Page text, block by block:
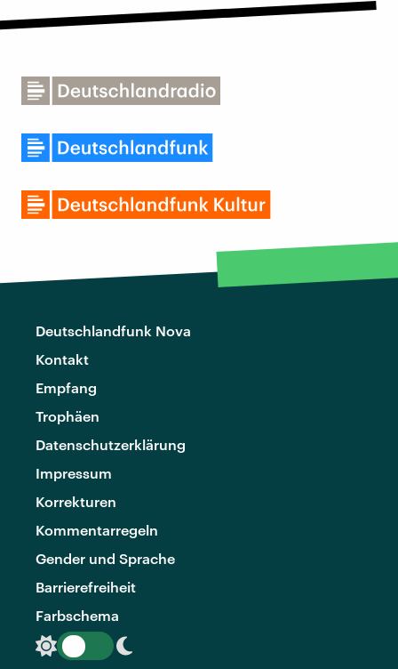
Deutschlandfunk Nova
Kontakt
Empfang
Trophäen
Datenschutzerklärung
Impressum
Korrekturen
Kommentarregeln
Gender und Sprache
Barrierefreiheit
Farbschema